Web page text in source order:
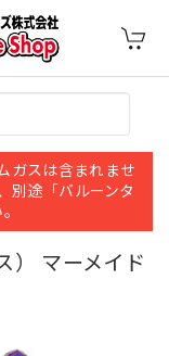
スは含まれませ
別途「バルーンタ
） マーメイド